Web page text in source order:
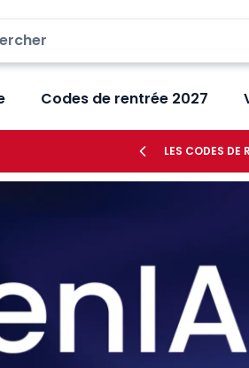
Codes de rentrée 2027
LES CODES DE